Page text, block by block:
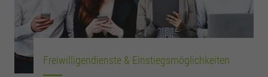
Freiwilligendienste & Einstiegsmöglichkeiten